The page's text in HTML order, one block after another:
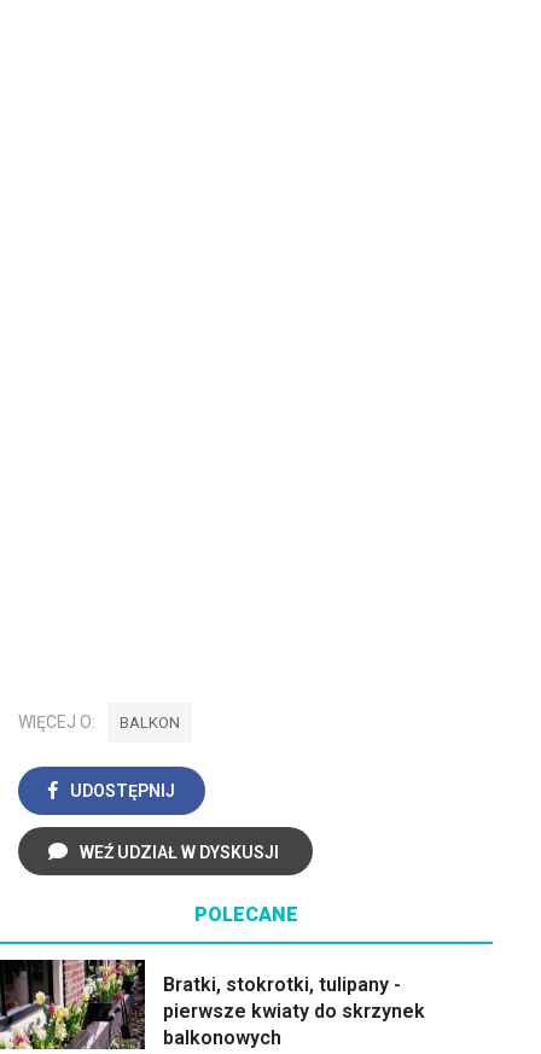
WIĘCEJ O: BALKON
UDOSTĘPNIJ
WEŹ UDZIAŁ W DYSKUSJI
POLECANE
Bratki, stokrotki, tulipany -
pierwsze kwiaty do skrzynek
balkonowych